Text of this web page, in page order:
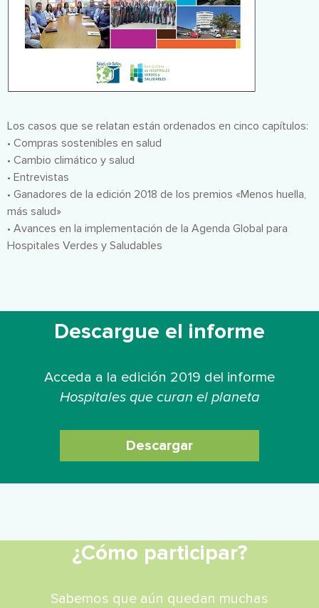
Los casos que se relatan están ordenados en cinco capítulos:
• Compras sostenibles en salud
• Cambio climático y salud
• Entrevistas
• Ganadores de la edición 2018 de los premios «Menos huella,
más salud»
• Avances en la implementación de la Agenda Global para
Hospitales Verdes y Saludables
Descargue el informe
Acceda a la edición 2019 del informe
Hospitales que curan el planeta
Descargar
¿Cómo participar?
Sabemos que aún quedan muchas